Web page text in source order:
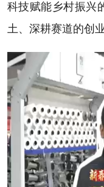
科技赋能乡村振兴
土、深耕赛道的创